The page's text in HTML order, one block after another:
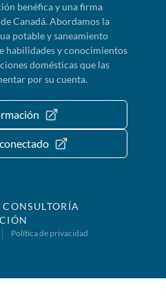
benéfica y una firma
Canadá. Abordamos la
potable y saneamiento
habilidades y conocimientos
domésticas que las
por su cuenta.
Política de privacidad